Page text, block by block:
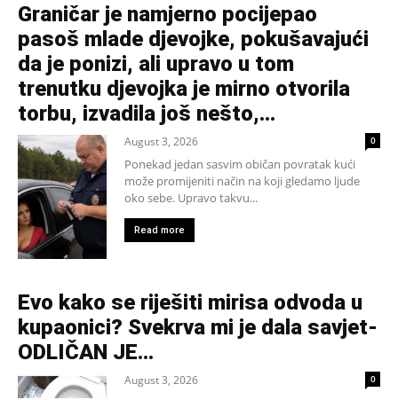
Graničar je namjerno pocijepao
pasoš mlade djevojke, pokušavajući
da je ponizi, ali upravo u tom
trenutku djevojka je mirno otvorila
torbu, izvadila još nešto,...
August 3, 2026 0
Ponekad jedan sasvim običan povratak kući
može promijeniti način na koji gledamo ljude
oko sebe. Upravo takvu...
Read more
Evo kako se riješiti mirisa odvoda u
kupaonici? Svekrva mi je dala savjet-
ODLIČAN JE…
August 3, 2026 0